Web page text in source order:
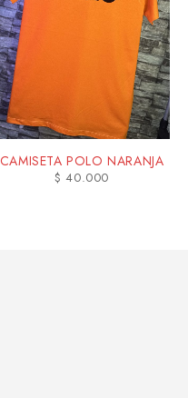
CAMISETA POLO NARANJA
$ 40.000